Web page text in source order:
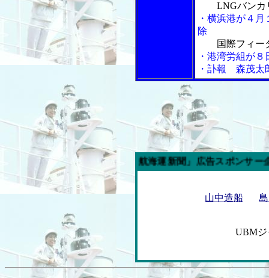
LNGバンカ
・横浜港が４
除
国際フィー
・港湾労組が
・訃報 森茂太
今週の「内航海運新聞」広告スポンサー企業
山中造船
UBM